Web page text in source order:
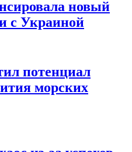
новый
с Украиной
потенциал
морских